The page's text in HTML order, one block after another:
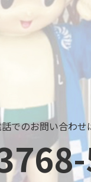
でのお問い合わせ